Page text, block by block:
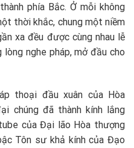
phía Bắc. Ở mỗi không
thời khắc, chung một niềm
xa đều được cùng nhau lễ
nghe pháp, mở đầu cho
thoại đầu xuân của Hòa
chúng đã thành kính lắng
của Đại lão Hòa thượng
Tôn sư khả kính của Đạo